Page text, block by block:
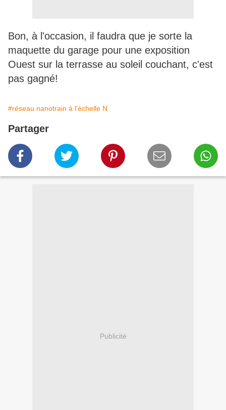
Bon, à l'occasion, il faudra que je sorte la
maquette du garage pour une exposition
Ouest sur la terrasse au soleil couchant, c'est
pas gagné!
#réseau nanotrain à l'échelle N
Partager
Publicité